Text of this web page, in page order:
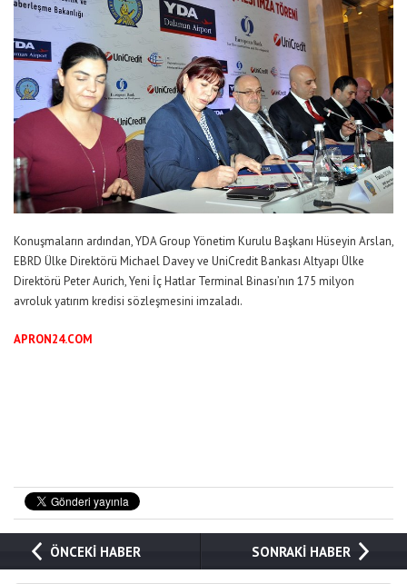
Konuşmaların ardından, YDA Group Yönetim Kurulu Başkanı Hüseyin Arslan,
EBRD Ülke Direktörü Michael Davey ve UniCredit Bankası Altyapı Ülke
Direktörü Peter Aurich, Yeni İç Hatlar Terminal Binası’nın 175 milyon
avroluk yatırım kredisi sözleşmesini imzaladı.
APRON24.COM
ÖNCEKİ HABER SONRAKİ HABER